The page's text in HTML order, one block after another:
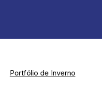
Portfólio de Inverno